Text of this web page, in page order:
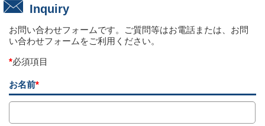
Inquiry
お問い合わせフォームです。ご質問等はお電話または、お問
い合わせフォームをご利用ください。
*必須項目
お名前*